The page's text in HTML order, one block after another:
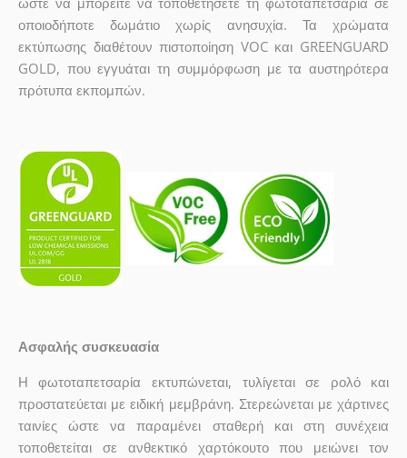
οποιοδήποτε δωμάτιο χωρίς ανησυχία. Τα χρώματα
εκτύπωσης διαθέτουν πιστοποίηση VOC και GREENGUARD
GOLD, που εγγυάται τη συμμόρφωση με τα αυστηρότερα
πρότυπα εκπομπών.
Ασφαλής συσκευασία
Η φωτοταπετσαρία εκτυπώνεται, τυλίγεται σε ρολό και
προστατεύεται με ειδική μεμβράνη. Στερεώνεται με χάρτινες
ταινίες ώστε να παραμένει σταθερή και στη συνέχεια
τοποθετείται σε ανθεκτικό χαρτόκουτο που μειώνει τον